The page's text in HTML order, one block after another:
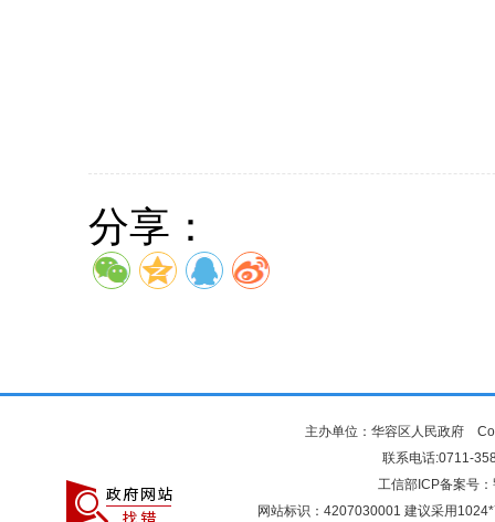
分享：
主办单位：华容区人民政府
联系电话:0711-
工信部ICP备案号：
网站标识：4207030001 建议采用